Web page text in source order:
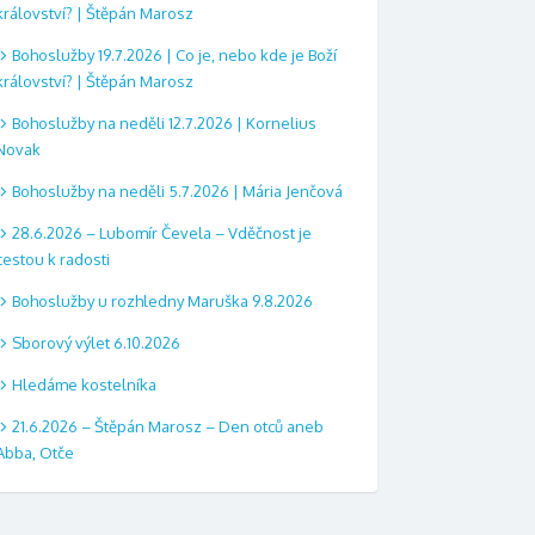
| Štěpán Marosz
Bohoslužby 19.7.2026 | Co je, nebo kde je Boží
| Štěpán Marosz
Bohoslužby na neděli 12.7.2026 | Kornelius
Bohoslužby na neděli 5.7.2026 | Mária Jenčová
28.6.2026 – Lubomír Čevela – Vděčnost je
k radosti
Bohoslužby u rozhledny Maruška 9.8.2026
Sborový výlet 6.10.2026
Hledáme kostelníka
21.6.2026 – Štěpán Marosz – Den otců aneb
Otče